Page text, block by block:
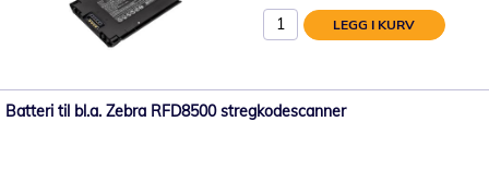
LEGG I KURV
Batteri til bl.a. Zebra RFD8500 stregkodescanner